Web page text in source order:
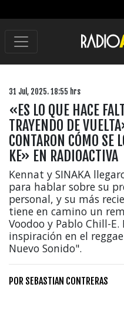
31 Jul, 2025. 18:55 hrs
«ES LO QUE HACE
TRAYENDO DE
CONTARON CÓMO SE
KE» EN RADIOACTIVA
Kennat y SINAKA
para hablar sobre su
personal, y su más
tiene en camino un
Voodoo y Pablo Chill-
inspiración en el
Nuevo Sonido".
POR SEBASTIAN CONTRERAS